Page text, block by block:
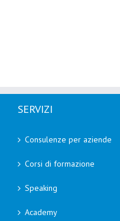
SERVIZI
Consulenze per aziende
Corsi di formazione
Speaking
Academy